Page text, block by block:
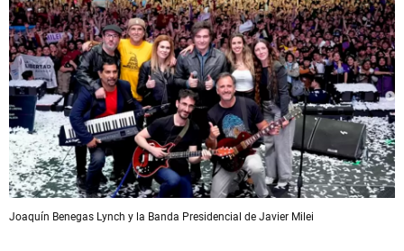
Joaquín Benegas Lynch y la Banda Presidencial de Javier Milei